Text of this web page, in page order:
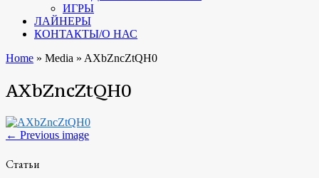
ИГРЫ
ЛАЙНЕРЫ
КОНТАКТЫ/О НАС
Home » Media » AXbZncZtQH0
AXbZncZtQH0
← Previous image
Статьи